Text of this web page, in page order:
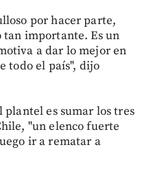
por hacer parte,
tan importante. Es un
a dar lo mejor en
todo el país", dijo
es sumar los tres
"un elenco fuerte
ir a rematar a